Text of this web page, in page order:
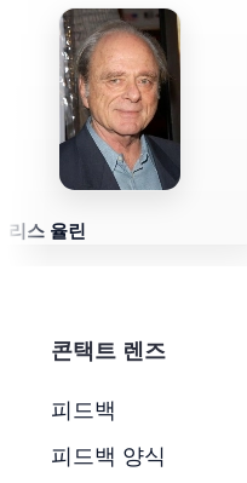
리스 율린
콘택트 렌즈
피드백
피드백 양식